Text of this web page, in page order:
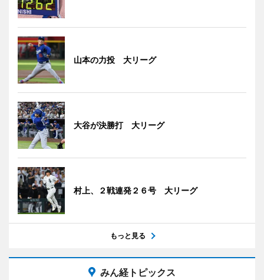
山本の力投 大リーグ
大谷が決勝打 大リーグ
村上、２戦連発２６号 大リーグ
もっと見る
みん経トピックス